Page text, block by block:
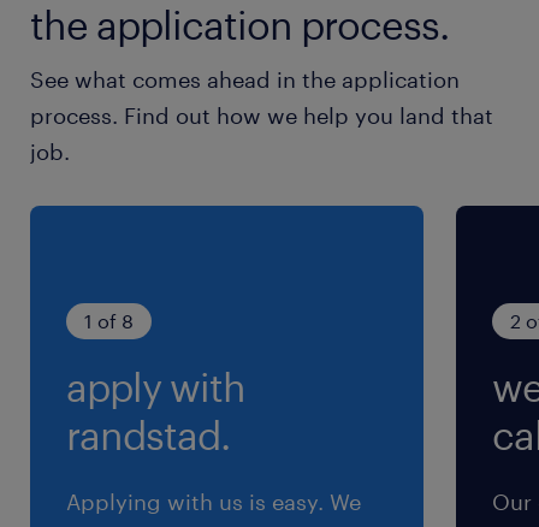
ます。
休日休暇
土曜日 日曜日 祝日
年次有給休暇：10日（4～9月末入社：10日付
与、10月～3月末入社：5日付与） 、年末年始休
年収500 ～ 700万円
賞与
有り（年間1回）
the application process.
See what comes ahead in the application
process. Find out how we help you land that
job.
1 of 8
apply with
randstad.
Applying with us is easy. We
2
Our